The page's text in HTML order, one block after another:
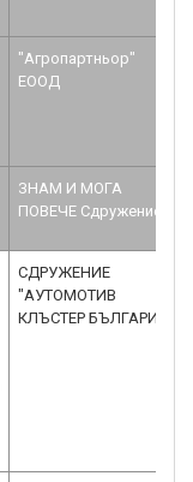
"Агропартньор"
ЕООД
ЗНАМ И МОГА
ПОВЕЧЕ Сдружение
СДРУЖЕНИЕ
"АУТОМОТИВ
КЛЪСТЕР БЪЛГАРИЯ"